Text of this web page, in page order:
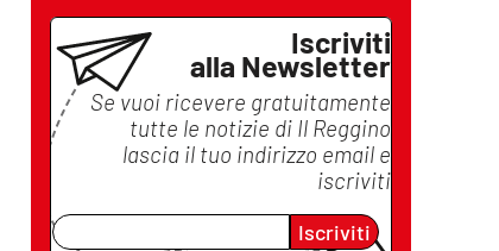
Iscriviti
alla Newsletter
Se vuoi ricevere gratuitamente
tutte le notizie di Il Reggino
lascia il tuo indirizzo email e
iscriviti
Iscriviti